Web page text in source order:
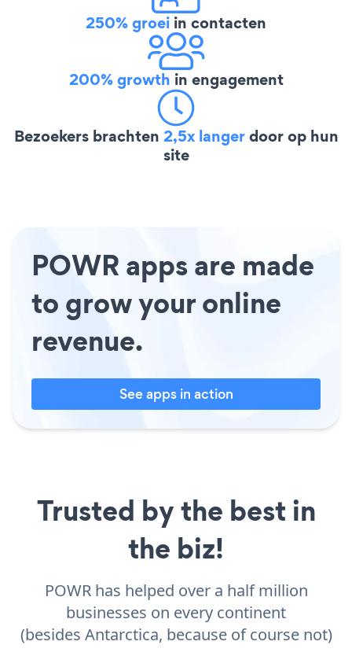
250% groei in contacten
200% growth in engagement
Bezoekers brachten 2,5x langerdoor op hun
site
POWR apps are made
to grow your online
revenue.
See apps in action
Trusted by the best in
the biz!
POWR has helped over a half million
businesses on every continent
(besides Antarctica, because of course not)